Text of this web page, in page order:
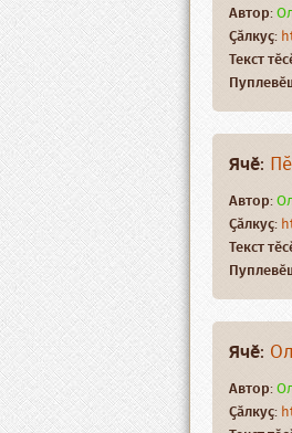
Автор:
Ҫӑлкуҫ:
Текст
Ячӗ:
Автор:
Ҫӑлкуҫ:
Текст
Ячӗ:
Автор:
Ҫӑлкуҫ: